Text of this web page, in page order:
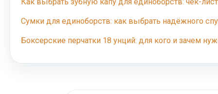
Сумки для единоборств: как выбрать надёжного
Боксерские перчатки 18 унций: для кого и зачем